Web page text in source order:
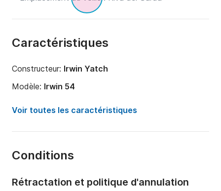
Caractéristiques
Constructeur: Irwin Yatch
Modèle: Irwin 54
Année:
Nombre de couchages:
Nombre de salles de bains:
Voir toutes les caractéristiques
Conditions
Rétractation et politique d'annulation